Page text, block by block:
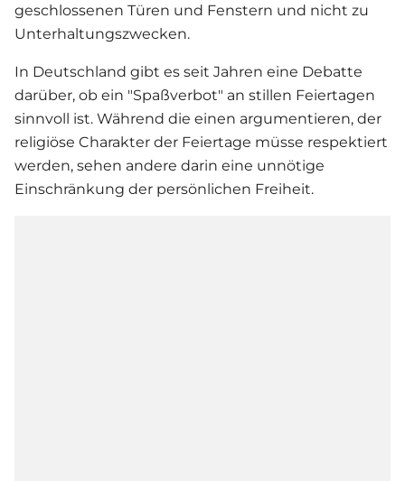
geschlossenen Türen und Fenstern und nicht zu
Unterhaltungszwecken.
In Deutschland gibt es seit Jahren eine Debatte
darüber, ob ein "Spaßverbot" an stillen Feiertagen
sinnvoll ist. Während die einen argumentieren, der
religiöse Charakter der Feiertage müsse respektiert
werden, sehen andere darin eine unnötige
Einschränkung der persönlichen Freiheit.